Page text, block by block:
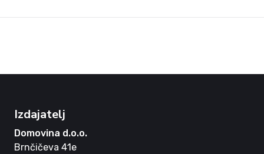
Izdajatelj
Domovina d.o.o.
Brnčičeva 41e